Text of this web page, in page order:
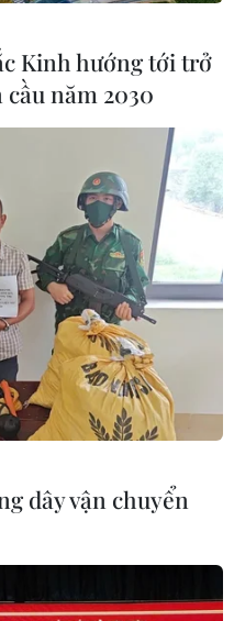
Kinh hướng tới trở
năm 2030
dây vận chuyển